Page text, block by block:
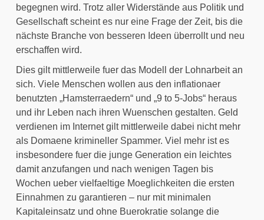
begegnen wird. Trotz aller Widerstände aus Politik und
Gesellschaft scheint es nur eine Frage der Zeit, bis die
nächste Branche von besseren Ideen überrollt und neu
erschaffen wird.
Dies gilt mittlerweile fuer das Modell der Lohnarbeit an
sich. Viele Menschen wollen aus den inflationaer
benutzten „Hamsterraedern“ und „9 to 5-Jobs“ heraus
und ihr Leben nach ihren Wuenschen gestalten. Geld
verdienen im Internet gilt mittlerweile dabei nicht mehr
als Domaene krimineller Spammer. Viel mehr ist es
insbesondere fuer die junge Generation ein leichtes
damit anzufangen und nach wenigen Tagen bis
Wochen ueber vielfaeltige Moeglichkeiten die ersten
Einnahmen zu garantieren – nur mit minimalen
Kapitaleinsatz und ohne Buerokratie solange die